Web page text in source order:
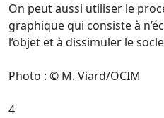
On peut aussi utiliser le
graphique qui consiste à
l’objet et à dissimuler le
Photo : © M. Viard/OCIM
4